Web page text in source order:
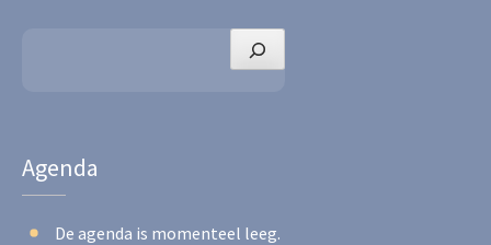
Agenda
De agenda is momenteel leeg.